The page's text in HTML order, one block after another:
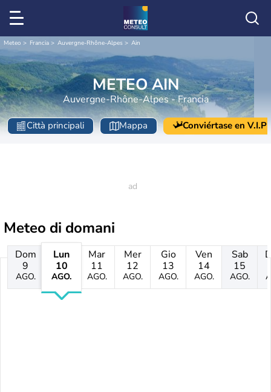
Meteo Francia Auvergne-Rhône-Alpes Ain
METEO AIN
Auvergne-Rhône-Alpes - Francia
Città principali Mappa Conviértase en V.I.P
Meteo di domani
Dom
9
AGO.
Lun
10
AGO.
Mar
11
AGO.
Mer
12
AGO.
Gio
13
AGO.
Ven
14
AGO.
Sab
15
AGO.